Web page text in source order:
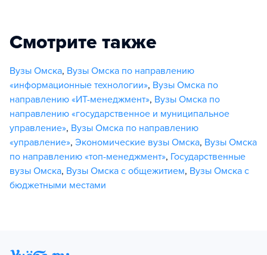
Смотрите также
Вузы Омска, Вузы Омска по направлению
«информационные технологии», Вузы Омска по
направлению «ИТ-менеджмент», Вузы Омска по
направлению «государственное и муниципальное
управление», Вузы Омска по направлению
«управление», Экономические вузы Омска, Вузы Омска
по направлению «топ-менеджмент», Государственные
вузы Омска, Вузы Омска с общежитием, Вузы Омска с
бюджетными местами